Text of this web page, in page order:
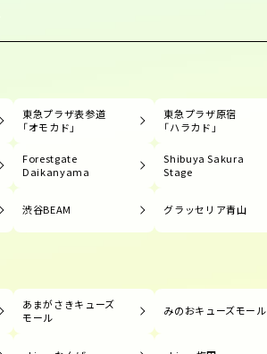
東急プラザ表参道
「オモカド」
東急プラザ原宿
「ハラカド」
Forestgate
Daikanyama
Shibuya Sakura
Stage
渋谷BEAM グラッセリア青山
あまがさきキューズ
モール
みのおキューズモール